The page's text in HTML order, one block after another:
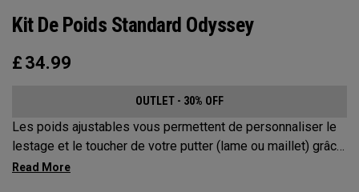
Kit De Poids Standard Odyssey
£ 34.99
OUTLET - 30% OFF
Les poids ajustables vous permettent de personnaliser le
lestage et le toucher de votre putter (lame ou maillet) grâce
au poids de série. Choisissez parmi des poids de 5, 10, 15